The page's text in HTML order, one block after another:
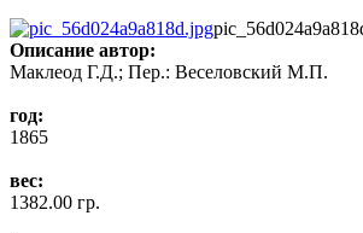
Описание автор:
Маклеод Г.Д.; Пер.: Веселовский М.П.
год:
1865
вес:
1382.00 гр.